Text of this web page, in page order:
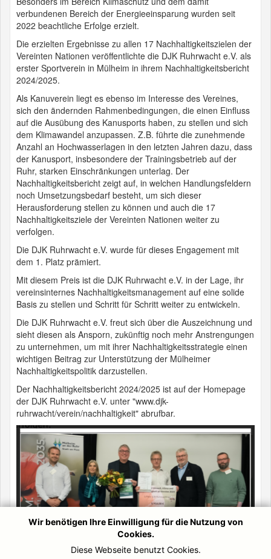
verbundenen Bereich der Energieeinsparung wurden seit
2022 beachtliche Erfolge erzielt.
Die erzielten Ergebnisse zu allen 17 Nachhaltigkeitszielen der
Vereinten Nationen veröffentlichte die DJK Ruhrwacht e.V. als
erster Sportverein in Mülheim in ihrem Nachhaltigkeitsbericht
2024/2025.
Als Kanuverein liegt es ebenso im Interesse des Vereines,
sich den ändernden Rahmenbedingungen, die einen Einfluss
auf die Ausübung des Kanusports haben, zu stellen und sich
dem Klimawandel anzupassen. Z.B. führte die zunehmende
Anzahl an Hochwasserlagen in den letzten Jahren dazu, dass
der Kanusport, insbesondere der Trainingsbetrieb auf der
Ruhr, starken Einschränkungen unterlag. Der
Nachhaltigkeitsbericht zeigt auf, in welchen Handlungsfeldern
noch Umsetzungsbedarf besteht, um sich dieser
Herausforderung stellen zu können und auch die 17
Nachhaltigkeitsziele der Vereinten Nationen weiter zu
verfolgen.
Die DJK Ruhrwacht e.V. wurde für dieses Engagement mit
dem 1. Platz prämiert.
Mit diesem Preis ist die DJK Ruhrwacht e.V. in der Lage, ihr
vereinsinternes Nachhaltigkeitsmanagement auf eine solide
Basis zu stellen und Schritt für Schritt weiter zu entwickeln.
Die DJK Ruhrwacht e.V. freut sich über die Auszeichnung und
sieht diesen als Ansporn, zukünftig noch mehr Anstrengungen
zu unternehmen, um mit ihrer Nachhaltigkeitsstrategie einen
wichtigen Beitrag zur Unterstützung der Mülheimer
Nachhaltigkeitspolitik darzustellen.
Der Nachhaltigkeitsbericht 2024/2025 ist auf der Homepage
der DJK Ruhrwacht e.V. unter "www.djk-
ruhrwacht/verein/nachhaltigkeit" abrufbar.
Wir benötigen Ihre Einwilligung für die Nutzung von
Cookies.
Diese Webseite benutzt Cookies.